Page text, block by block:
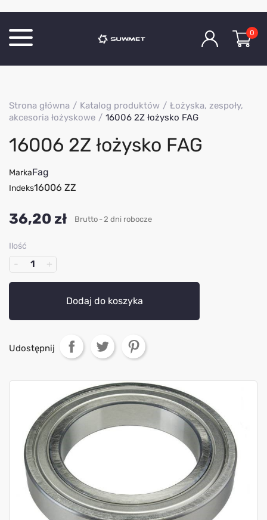
O Firmie
Kontakt
0
Strona główna Katalog produktów
Łożyska, zespoły,
akcesoria łożyskowe
16006 2Z łożysko FAG
16006 2Z łożysko FAG
MarkaFag
Indeks16006 ZZ
36,20 zł Brutto 2 dni robocze
Ilość
Dodaj do koszyka
Udostępnij